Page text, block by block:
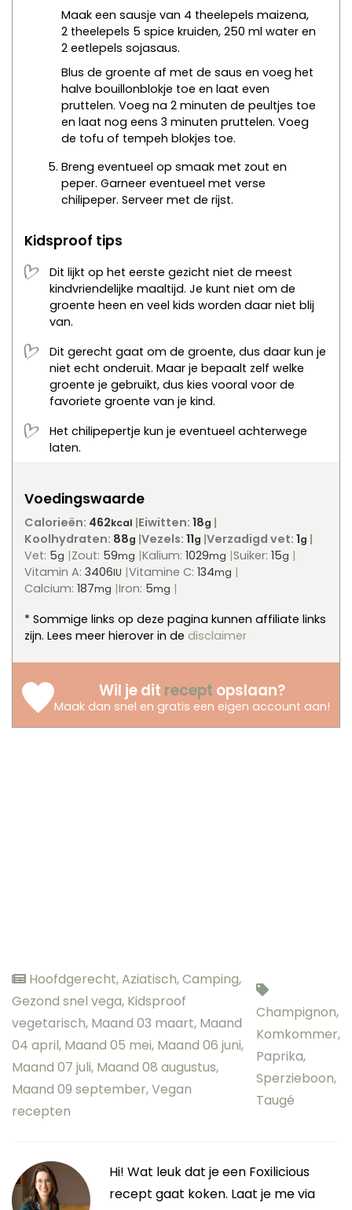
Maak een sausje van 4 theelepels maizena,
2 theelepels 5 spice kruiden, 250 ml water en
2 eetlepels sojasaus.
Blus de groente af met de saus en voeg het
halve bouillonblokje toe en laat even
pruttelen. Voeg na 2 minuten de peultjes toe
en laat nog eens 3 minuten pruttelen. Voeg
de tofu of tempeh blokjes toe.
Breng eventueel op smaak met zout en
peper. Garneer eventueel met verse
chilipeper. Serveer met de rijst.
Kidsproof tips
Dit lijkt op het eerste gezicht niet de meest
kindvriendelijke maaltijd. Je kunt niet om de
groente heen en veel kids worden daar niet blij
van.
Dit gerecht gaat om de groente, dus daar kun je
niet echt onderuit. Maar je bepaalt zelf welke
groente je gebruikt, dus kies vooral voor de
favoriete groente van je kind.
Het chilipepertje kun je eventueel achterwege
laten.
Voedingswaarde
Calorieën: 462kcal
Koolhydraten: 88g
Eiwitten: 18g
Vet: 5g
Verzadigd vet: 1g
Zout: 59mg Kalium: 1029mg
Vezels: 11g
Suiker: 15g
Vitamin A: 3406IU Vitamine C: 134mg
Calcium: 187mg Iron: 5mg
* Sommige links op deze pagina kunnen affiliate links
zijn. Lees meer hierover in de
disclaimer
Wil je dit recept opslaan?
Maak dan snel en gratis een eigen account aan!
Hoofdgerecht,Aziatisch,Camping,
Gezond snel vega, Kidsproof
vegetarisch, Maand 03 maart, Maand
04 april, Maand 05 mei, Maand 06 juni,
Maand 07 juli, Maand 08 augustus,
Maand 09 september,Vegan
recepten
Champignon,
Komkommer,
Paprika,
Sperzieboon,
Taugé
Hi! Wat leuk dat je een Foxilicious
recept gaat koken. Laat je me via